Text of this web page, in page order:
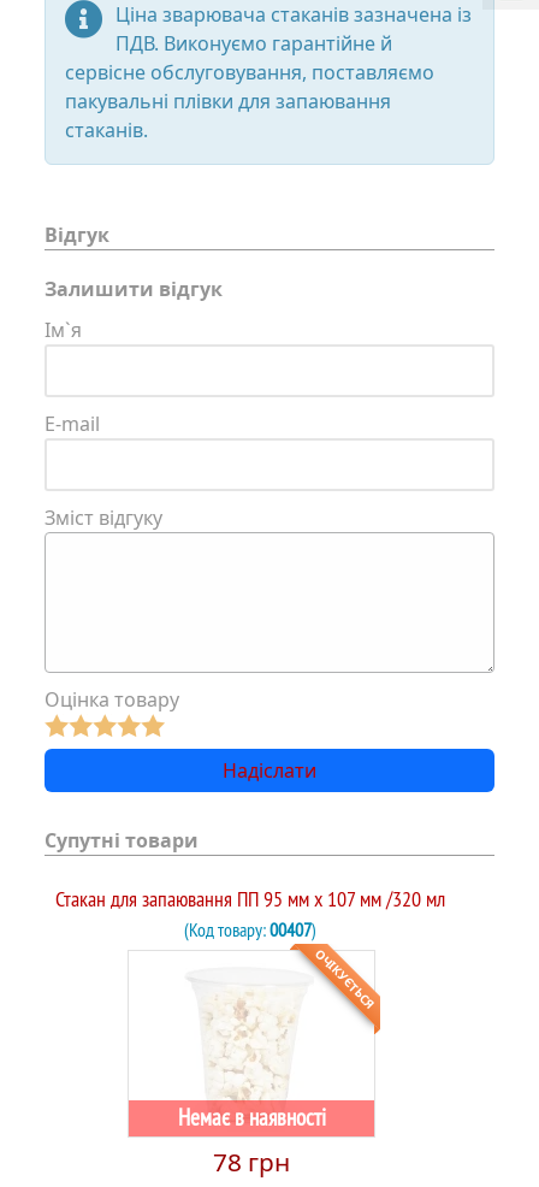
Ціна зварювача стаканів зазначена із
ПДВ. Виконуємо гарантійне й
сервісне обслуговування, поставляємо
пакувальні плівки для запаювання
стаканів.
Відгук
Залишити відгук
Ім`я
E-mail
Зміст відгуку
Оцінка товару
Супутні товари
Стакан для запаювання ПП 95 мм x 107 мм /320 мл
(Код товару:00407)
Немає в наявності
ОЧІКУЄТЬСЯ
78 грн